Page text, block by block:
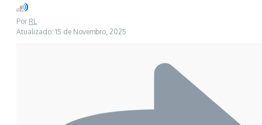
Por RL
Atualizado: 15 de Novembro, 2025